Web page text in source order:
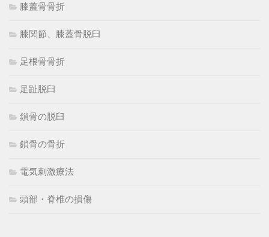
膝蓋骨骨折
膝関節、膝蓋骨脱臼
足根骨骨折
足趾脱臼
鎖骨の脱臼
鎖骨の骨折
電気刺激療法
頭部・脊椎の損傷